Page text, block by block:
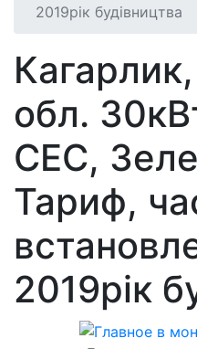
2019рік будівництва
обл.
СЕС,
Тариф,
2019рік